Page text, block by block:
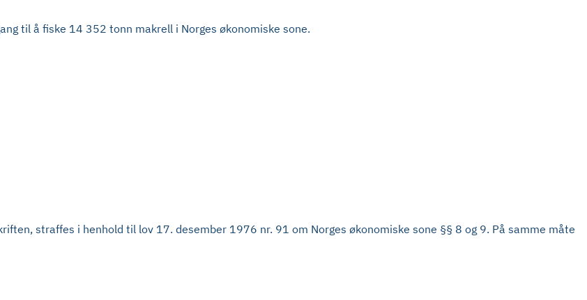
til å fiske 14 352 tonn makrell i Norges økonomiske sone.
straffes i henhold til lov 17. desember 1976 nr. 91 om Norges økonomiske sone §§ 8 og 9. På samme måte